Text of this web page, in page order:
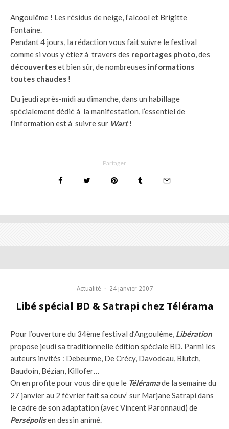
Angoulême ! Les résidus de neige, l’alcool et Brigitte
Fontaine.
Pendant 4 jours, la rédaction vous fait suivre le festival
comme si vous y étiez à travers des reportages photo, des
découverteset bien sûr, de nombreuses informations
toutes chaudes !
Du jeudi après-midi au dimanche, dans un habillage
spécialement dédié à la manifestation, l’essentiel de
l’information est à suivre sur Wart!
Partager
Actualité · 24 janvier 2007
Libé spécial BD & Satrapi chez Télérama
Pour l’ouverture du 34ème festival d’Angoulême, Libération
propose jeudi sa traditionnelle édition spéciale BD. Parmi les
auteurs invités : Debeurme, De Crécy, Davodeau, Blutch,
Baudoin, Bézian, Killofer…
On en profite pour vous dire que le Téléramade la semaine du
27 janvier au 2 février fait sa couv’ sur Marjane Satrapi dans
le cadre de son adaptation (avec Vincent Paronnaud) de
Persépolisen dessin animé.